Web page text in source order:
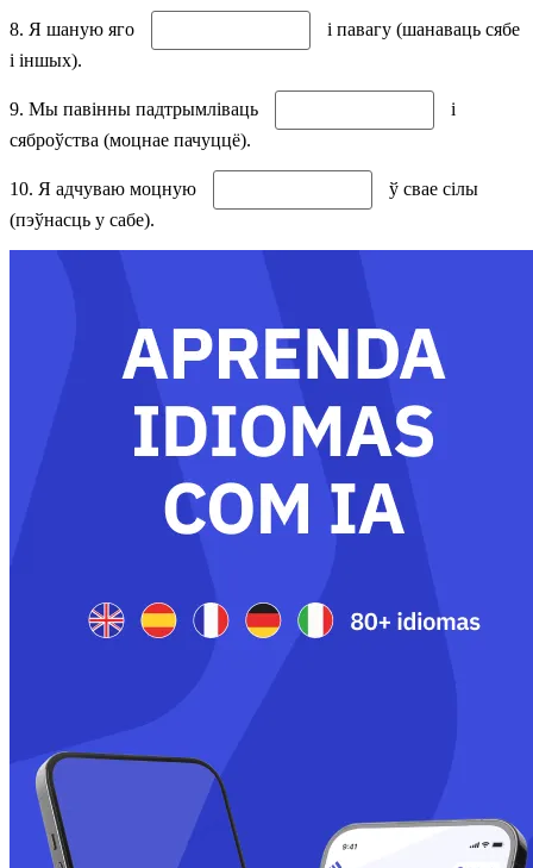
8. Я шаную яго
і павагу (шанаваць сябе
і іншых).
9. Мы павінны падтрымліваць
і
сяброўства (моцнае пачуццё).
10. Я адчуваю моцную
ў свае сілы
(пэўнасць у сабе).